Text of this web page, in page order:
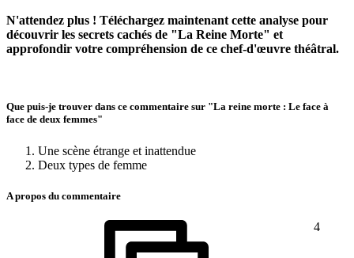
N'attendez plus ! Téléchargez maintenant cette analyse pour
découvrir les secrets cachés de "La Reine Morte" et
approfondir votre compréhension de ce chef-d'œuvre théâtral.
Que puis-je trouver dans ce commentaire sur "La reine morte : Le face à
face de deux femmes"
Une scène étrange et inattendue
Deux types de femme
A propos du commentaire
4